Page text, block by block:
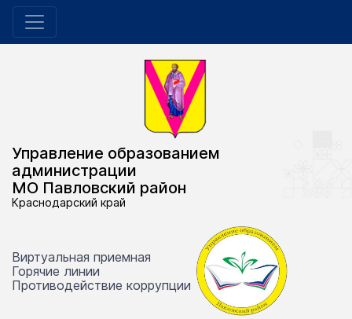
Управление образованием
администрации
МО Павловский район
Краснодарский край
Виртуальная приемная
Горячие линии
Противодействие коррупции